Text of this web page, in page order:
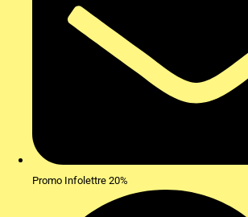
Promo Infolettre 20%